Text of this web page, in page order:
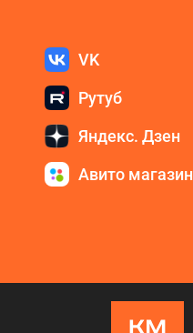
VK
Рутуб
Яндекс. Дзен
Авито магазин